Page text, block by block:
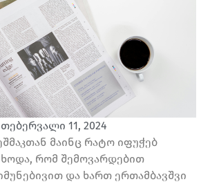
თებერვალი 11, 2024
მაინც რატო იფუჭებ
ხოდა, რომ შემოვარდებით
და ხართ ერთამბავშვი